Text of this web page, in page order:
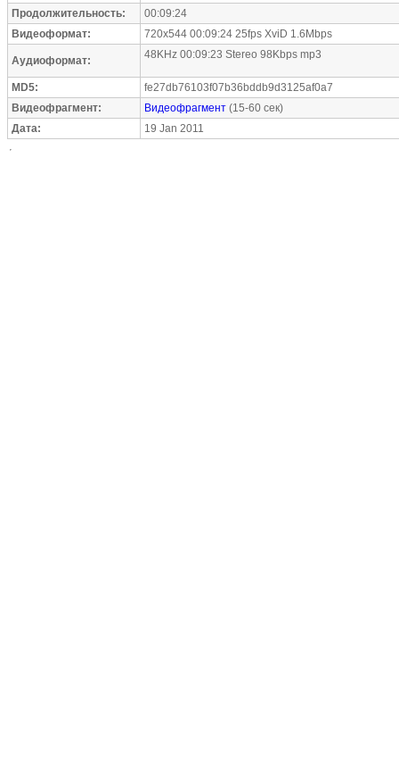
Продолжительность:
00:09:24
Видеоформат:
720x544 00:09:24 25fps XviD 1.6Mbps
Аудиоформат: 48KHz 00:09:23 Stereo 98Kbps mp3
MD5:
fe27db76103f07b36bddb9d3125af0a7
Видеофрагмент:
Видеофрагмент (15-60 сек)
Дата:
19 Jan 2011